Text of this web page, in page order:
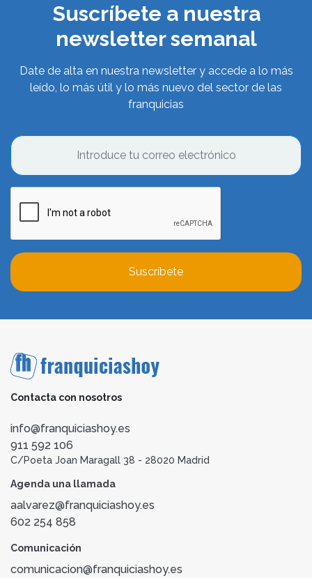
Suscríbete a nuestra
newsletter semanal
Date de alta en nuestra newsletter y accede a lo más
leído, lo más útil y lo más nuevo del sector de las
franquicias
Suscríbete
Contacta con nosotros
info@franquiciashoy.es
911 592 106
C/Poeta Joan Maragall 38 - 28020 Madrid
Agenda una llamada
aalvarez@franquiciashoy.es
602 254 858
Comunicación
comunicacion@franquiciashoy.es